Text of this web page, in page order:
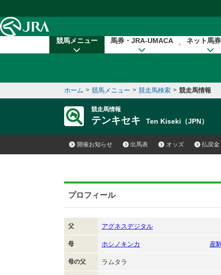
競馬メニュー 馬券・JRA-UMACA ネット馬
ホーム > 競馬メニュー > 競走馬検索 > 競走馬情報
競走馬情報
テンキセキ Ten Kiseki（JPN）
開催お知らせ 出馬表 オッズ 払戻金
プロフィール
父 アグネスデジタル
母 ホシノキンカ 産
母の父 ラムタラ